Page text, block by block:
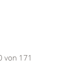
von 171